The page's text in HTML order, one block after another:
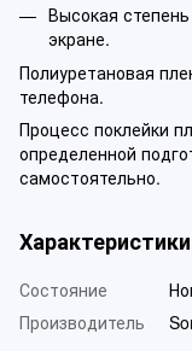
Высокая
экране.
Полиуретановая
телефона.
Процесс поклейки
определенной
самостоятельно.
Характеристики
Состояние
Производитель